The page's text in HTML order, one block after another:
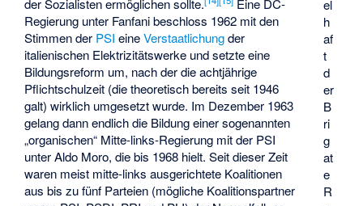
el
h
af
t
d
er
B
ri
g
at
e
R
Regierung unter Fanfani beschloss 1962 mit den
Stimmen der PSI eineVerstaatlichungder
italienischen Elektrizitätswerke und setzte eine
Bildungsreform um, nach der die achtjährige
Pflichtschulzeit (die theoretisch bereits seit 1946
galt) wirklich umgesetzt wurde. Im Dezember 1963
gelang dann endlich die Bildung einer sogenannten
„organischen“ Mitte-links-Regierung mit der PSI
unter Aldo Moro, die bis 1968 hielt. Seit dieser Zeit
waren meist mitte-links ausgerichtete Koalitionen
aus bis zu fünf Parteien (mögliche Koalitionspartner